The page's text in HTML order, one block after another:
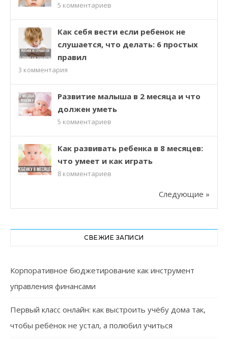
5 комментариев
Как себя вести если ребенок не
слушается, что делать: 6 простых
правил
3 комментария
Развитие малыша в 2 месяца и что
должен уметь
5 комментариев
Как развивать ребенка в 8 месяцев:
что умеет и как играть
8 комментариев
Следующие »
СВЕЖИЕ ЗАПИСИ
Корпоративное бюджетирование как инструмент
управления финансами
Первый класс онлайн: как выстроить учёбу дома так,
чтобы ребёнок не устал, а полюбил учиться